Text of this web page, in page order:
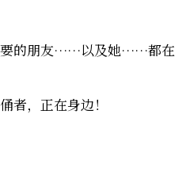
的朋友……以及她……都在
者，正在身边！